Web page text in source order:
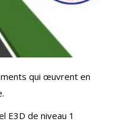
qui œuvrent en
E3D de niveau 1